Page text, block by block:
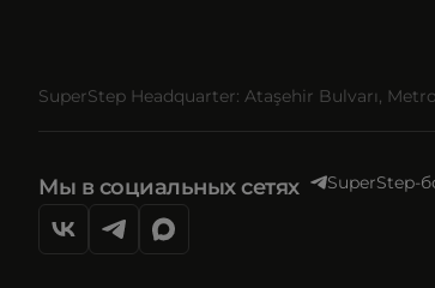
SuperStep Headquarter: Ataşehir Bulvarı,
Мы в социальных сетях SuperStep-